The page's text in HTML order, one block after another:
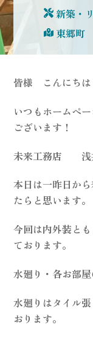
新築・
東郷町
皆様 こんにちは
いつもホームペ
ございます！
未来工務店 浅
本日は一昨日か
たらと思います。
今回は内外装と
ております。
水廻り・各お部
水廻りはタイル
おります。